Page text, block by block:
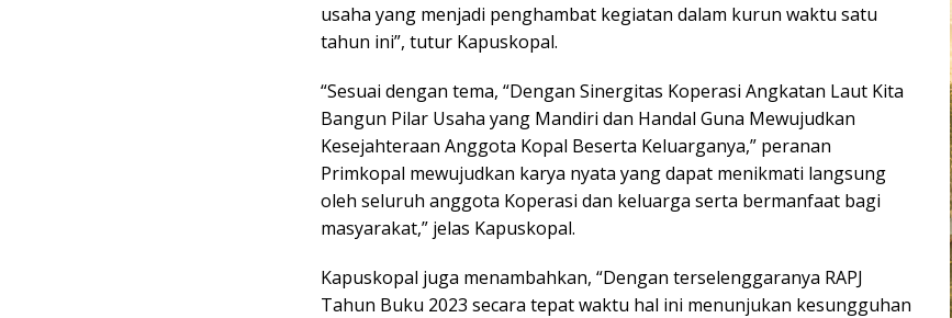
usaha yang menjadi penghambat kegiatan dalam kurun waktu satu
tahun ini”, tutur Kapuskopal.
“Sesuai dengan tema, “Dengan Sinergitas Koperasi Angkatan Laut Kita
Bangun Pilar Usaha yang Mandiri dan Handal Guna Mewujudkan
Kesejahteraan Anggota Kopal Beserta Keluarganya,” peranan
Primkopal mewujudkan karya nyata yang dapat menikmati langsung
oleh seluruh anggota Koperasi dan keluarga serta bermanfaat bagi
masyarakat,” jelas Kapuskopal.
Kapuskopal juga menambahkan, “Dengan terselenggaranya RAPJ
Tahun Buku 2023 secara tepat waktu hal ini menunjukan kesungguhan